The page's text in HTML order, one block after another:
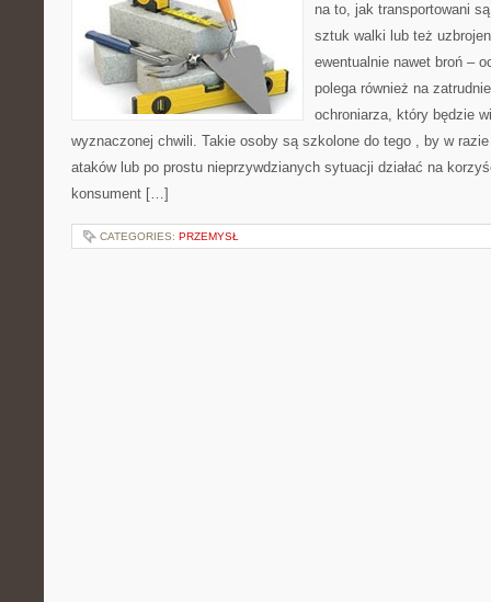
na to, jak transportowani
sztuk walki lub też
ewentualnie nawet broń –
polega również na
ochroniarza, który będzie
wyznaczonej chwili. Takie osoby są szkolone do tego , by w
ataków lub po prostu nieprzywdzianych sytuacji działać na
konsument […]
CATEGORIES: PRZEMYSŁ